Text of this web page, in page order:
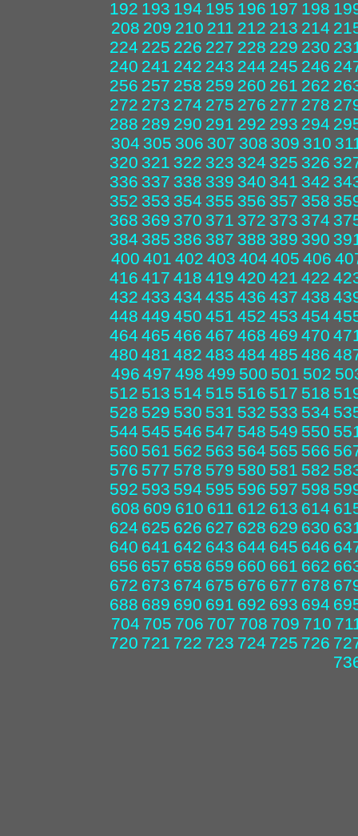
192 193 194 195 196 197 198
208 209 210 211 212 213 214
224 225 226 227 228 229 230
240 241 242 243 244 245 246
256 257 258 259 260 261 262
272 273 274 275 276 277 278
288 289 290 291 292 293 294
304 305 306 307 308 309 310
320 321 322 323 324 325 326
336 337 338 339 340 341 342
352 353 354 355 356 357 358
368 369 370 371 372 373 374
384 385 386 387 388 389 390
400 401 402 403 404 405 406
416 417 418 419 420 421 422
432 433 434 435 436 437 438
448 449 450 451 452 453 454
464 465 466 467 468 469 470
480 481 482 483 484 485 486
496 497 498 499 500 501 502
512 513 514 515 516 517 518
528 529 530 531 532 533 534
544 545 546 547 548 549 550
560 561 562 563 564 565 566
576 577 578 579 580 581 582
592 593 594 595 596 597 598
608 609 610 611 612 613 614
624 625 626 627 628 629 630
640 641 642 643 644 645 646
656 657 658 659 660 661 662
672 673 674 675 676 677 678
688 689 690 691 692 693 694
704 705 706 707 708 709 710
720 721 722 723 724 725 726